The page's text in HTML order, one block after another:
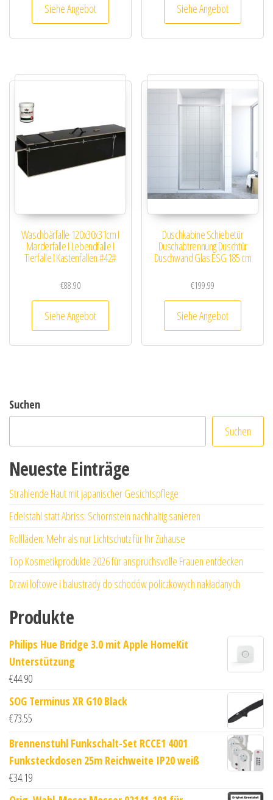
Siehe Angebot Siehe Angebot
Waschbärfalle 120x30x31cm I
Marderfalle I Lebendfalle I
Tierfalle I Kastenfallen #42#
€88.90
Siehe Angebot
Duschkabine Schiebetür
Duschabtrennung Duschtür
Duschwand Glas ESG 185 cm
€199.99
Siehe Angebot
Suchen
Suchen
Neueste Einträge
Strahlende Haut mit japanischer Gesichtspflege
Edelstahl statt Abriss: Schornstein nachhaltig sanieren
Rollläden: Mehr als nur Lichtschutz für Ihr Zuhause
Top Kosmetikprodukte 2026 für anspruchsvolle Frauen entdecken
Drzwi loftowe i balustrady do schodów policzkowych nakładanych
Produkte
Philips Hue Bridge 3.0 mit Apple HomeKit
Unterstützung
€44.90
SOG Terminus XR G10 Black
€73.55
Brennenstuhl Funkschalt-Set RCCE1 4001
Funksteckdosen 25m Reichweite IP20 weiß
€34.19